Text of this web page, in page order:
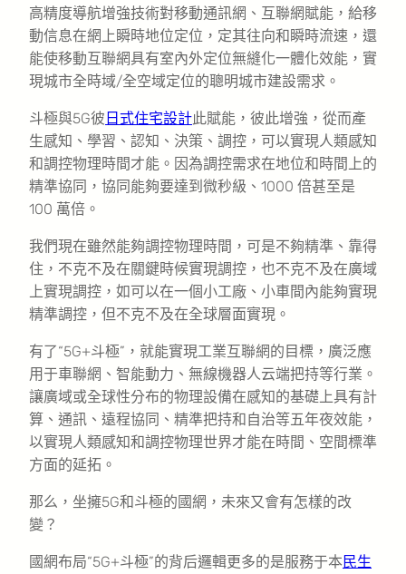
高精度導航增強技術對移動通訊網、互聯網賦能，給移
動信息在網上瞬時地位定位，定其往向和瞬時流速，還
能使移動互聯網具有室內外定位無縫化一體化效能，實
現城市全時域/全空域定位的聰明城市建設需求。
斗極與5G彼 日式住宅設計此賦能，彼此增強，從而產
生感知、學習、認知、決策、調控，可以實現人類感知
和調控物理時間才能。因為調控需求在地位和時間上的
精準協同，協同能夠要達到微秒級、1000 倍甚至是
100 萬倍。
我們現在雖然能夠調控物理時間，可是不夠精準、靠得
住，不克不及在關鍵時候實現調控，也不克不及在廣域
上實現調控，如可以在一個小工廠、小車間內能夠實現
精準調控，但不克不及在全球層面實現。
有了“5G+斗極”，就能實現工業互聯網的目標，廣泛應
用于車聯網、智能動力、無線機器人云端把持等行業。
讓廣域或全球性分布的物理設備在感知的基礎上具有計
算、通訊、遠程協同、精準把持和自治等五年夜效能，
以實現人類感知和調控物理世界才能在時間、空間標準
方面的延拓。
那么，坐擁5G和斗極的國網，未來又會有怎樣的改
變？
國網布局“5G+斗極”的背后邏輯更多的是服務于本民生